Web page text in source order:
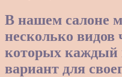
В нашем салоне
несколько видов
которых каждый
вариант для